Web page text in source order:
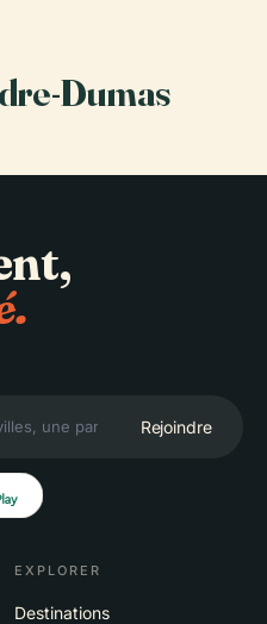
Dumas
Rejoindre
EXPLORER
Destinations